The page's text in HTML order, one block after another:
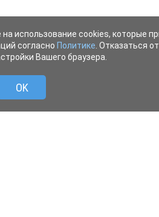
использование cookies, которые
согласно Политике . Отказаться
Вашего браузера.
OK